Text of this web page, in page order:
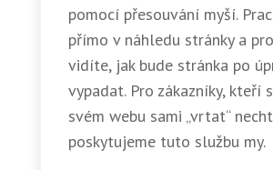
pomocí přesouvání myší.
přímo v náhledu stránky a
vidíte, jak bude stránka po
vypadat. Pro zákazníky, kteří
svém webu sami „vrtat“
poskytujeme tuto službu my.